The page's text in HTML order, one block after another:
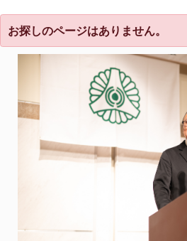
お探しのページはありません。